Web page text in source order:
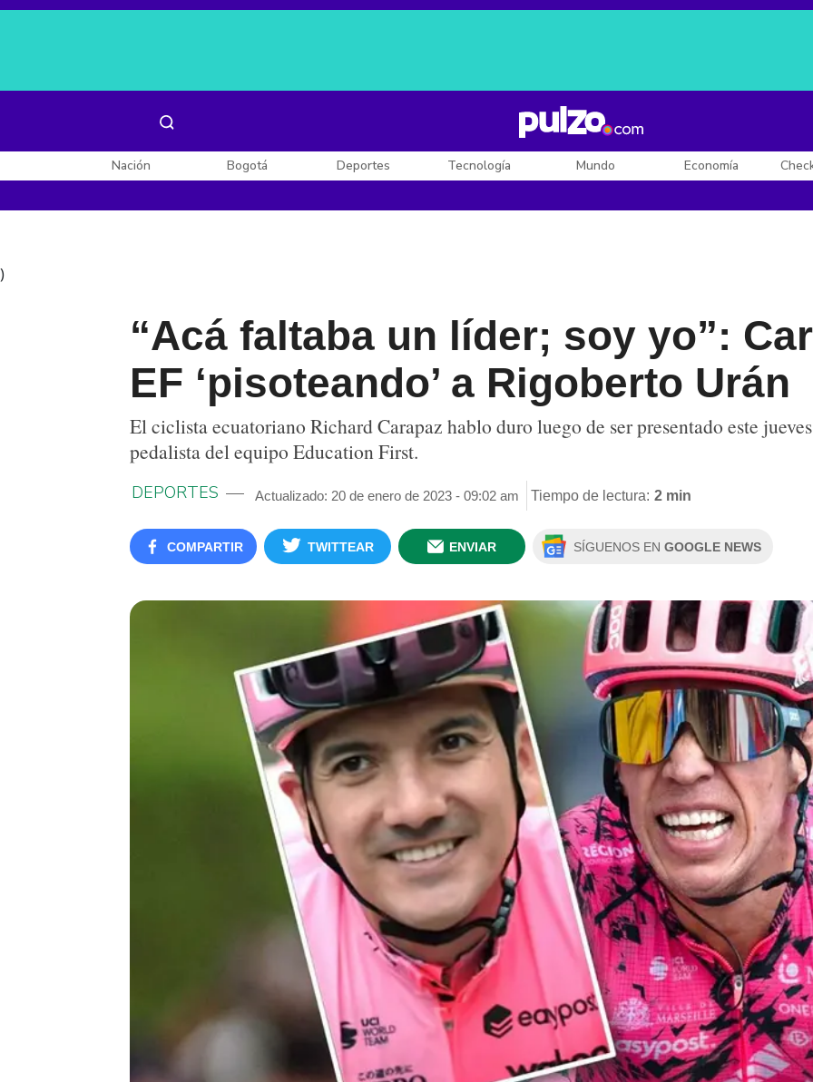
Posesión de De la Espriella
Nación Bogotá Deportes Tecnología Mundo Economía
)
“Acá faltaba un líder; soy yo”:
EF ‘pisoteando’ a Rigoberto Urán
El ciclista ecuatoriano Richard Carapaz hablo duro luego de ser presentado este
pedalista del equipo Education First.
DEPORTES Actualizado: 20 de enero de 2023 - 09:02 am Tiempo de lectura: 2 min
COMPARTIR TWITTEAR ENVIAR SÍGUENOS EN GOOGLE NEWS